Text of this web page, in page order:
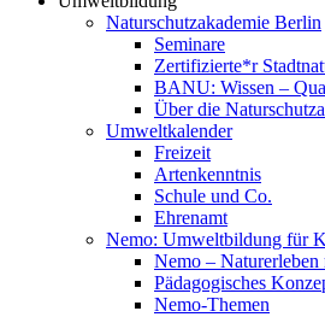
Naturschutzakademie Berlin
Seminare
Zertifizierte*r
BANU: Wissen –
Über die
Umweltkalender
Freizeit
Artenkenntnis
Schule und Co.
Ehrenamt
Nemo: Umweltbildung für
Nemo – Naturerleben
Pädagogisches
Nemo-Themen